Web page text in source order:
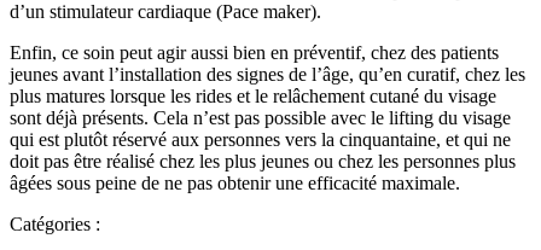
d’un stimulateur cardiaque (Pace maker).
Enfin, ce soin peut agir aussi bien en préventif, chez des patients
jeunes avant l’installation des signes de l’âge, qu’en curatif, chez les
plus matures lorsque les rides et le relâchement cutané du visage
sont déjà présents. Cela n’est pas possible avec le lifting du visage
qui est plutôt réservé aux personnes vers la cinquantaine, et qui ne
doit pas être réalisé chez les plus jeunes ou chez les personnes plus
âgées sous peine de ne pas obtenir une efficacité maximale.
Catégories :